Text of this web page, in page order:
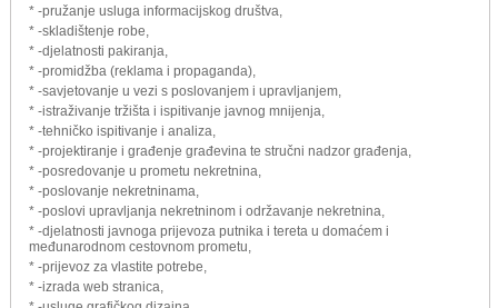
* -pružanje usluga informacijskog društva,
* -skladištenje robe,
* -djelatnosti pakiranja,
* -promidžba (reklama i propaganda),
* -savjetovanje u vezi s poslovanjem i upravljanjem,
* -istraživanje tržišta i ispitivanje javnog mnijenja,
* -tehničko ispitivanje i analiza,
* -projektiranje i građenje građevina te stručni nadzor građenja,
* -posredovanje u prometu nekretnina,
* -poslovanje nekretninama,
* -poslovi upravljanja nekretninom i održavanje nekretnina,
* -djelatnosti javnoga prijevoza putnika i tereta u domaćem i
međunarodnom cestovnom prometu,
* -prijevoz za vlastite potrebe,
* -izrada web stranica,